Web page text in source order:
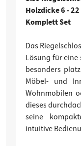
Holzdicke 6 -
Komplett Set
Das
Lösung für
besonders
Möbel- und
Wohnmobilen
dieses
seine
intuitive